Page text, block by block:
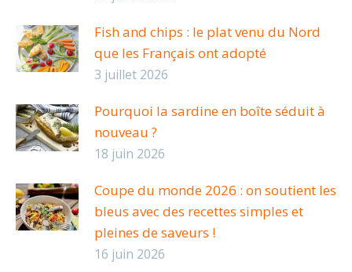
Fish and chips : le plat venu du Nord
que les Français ont adopté
3 juillet 2026
Pourquoi la sardine en boîte séduit à
nouveau ?
18 juin 2026
Coupe du monde 2026 : on soutient les
bleus avec des recettes simples et
pleines de saveurs !
16 juin 2026